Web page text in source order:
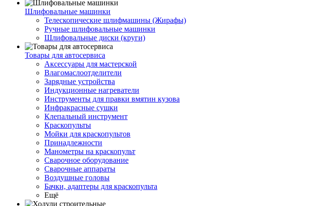
Шлифовальные машинки
Телескопические шлифмашины (Жирафы)
Ручные шлифовальные машинки
Шлифовальные диски (круги)
Товары для автосервиса
Аксессуары для мастерской
Влагомаслоотделители
Зарядные устройства
Индукционные нагреватели
Инструменты для правки вмятин кузова
Инфракрасные сушки
Клепальный инструмент
Краскопульты
Мойки для краскопультов
Принадлежности
Манометры на краскопульт
Сварочное оборудование
Сварочные аппараты
Воздушные головы
Бачки, адаптеры для краскопульта
Ещё